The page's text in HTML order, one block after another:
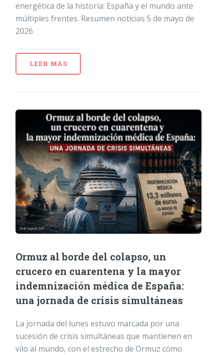
energética de la historia: España y el mundo ante
múltiples frentes. Resumen noticias 5 de mayo de
2026
LEER MÁS
Ormuz al borde del colapso, un
crucero en cuarentena y la mayor
indemnización médica de España:
una jornada de crisis simultáneas
La jornada del lunes estuvo marcada por una
sucesión de crisis simultáneas que mantienen en
vilo al mundo, con el estrecho de Ormuz como